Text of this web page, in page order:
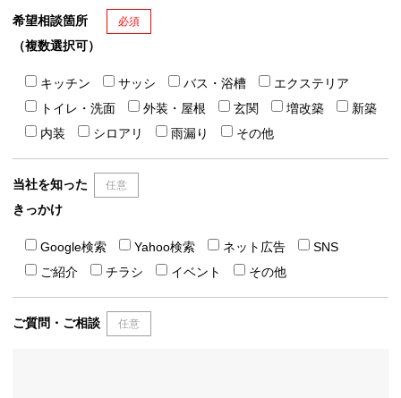
希望相談箇所
（複数選択可）
必須
キッチン サッシ バス・浴槽
エクステリア
トイレ・洗面
外装・屋根 玄関 増改築
新築
内装
シロアリ 雨漏り その他
当社を知った
きっかけ
任意
Google検索 Yahoo検索 ネット広告
SNS
ご紹介
チラシ イベント その他
ご質問・ご相談 任意